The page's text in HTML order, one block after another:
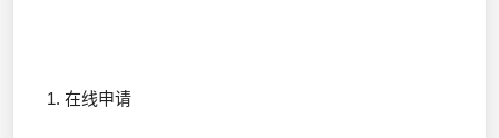
1. 在线申请